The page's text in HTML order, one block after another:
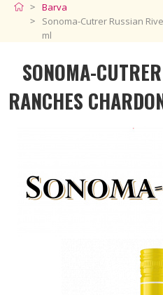
Barva
Sonoma-Cutrer Russian
ml
SONOMA-
RANCHES